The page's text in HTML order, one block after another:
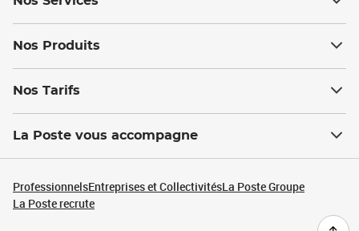
Nos Produits
Nos Tarifs
La Poste vous accompagne
ProfessionnelsEntreprises et CollectivitésLa Poste Groupe
La Poste recrute